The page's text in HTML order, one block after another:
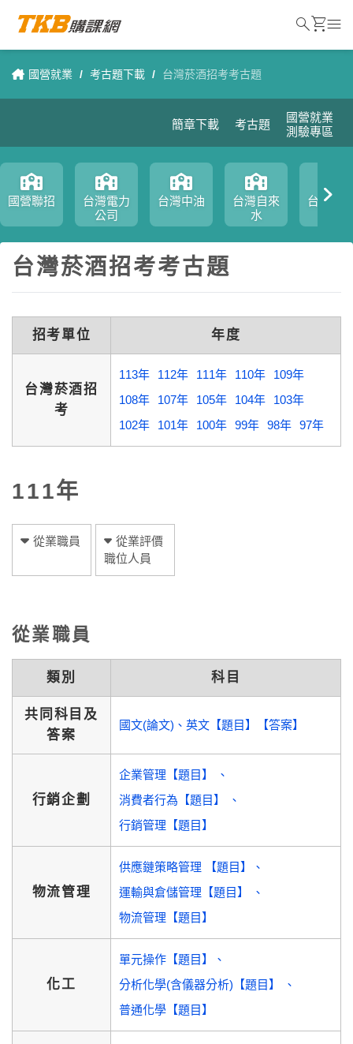
國營就業 / 考古題下載 / 台灣菸酒招考考古題
簡章下載 考古題
國營就業
測驗專區
國營聯招
台灣電力
公司
台灣中油
台灣自來
水
台糖招
台灣菸酒招考考古題
招考單位 年度
台灣菸酒招
考
113年 112年 111年 110年
109年
108年
107年 105年 104年
103年
102年
101年 100年 99年 98年 97年
111年
從業職員
從業評價
職位人員
從業職員
類別 科目
共同科目及
答案
國文(論文)、英文【題目】【答案】
行銷企劃
企業管理【題目】
消費者行為【題目】
行銷管理【題目】
物流管理
供應鏈策略管理 【題目】
運輸與倉儲管理【題目】
物流管理【題目】
化工
單元操作【題目】
分析化學(含儀器分析)【題目】
普通化學【題目】
searchshopping_cartmenu